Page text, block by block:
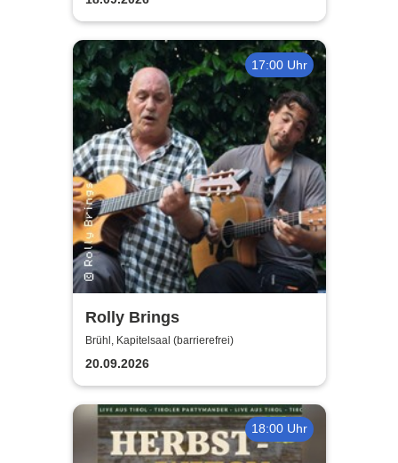
17:00 Uhr
Rolly Brings
Brühl, Kapitelsaal (barrierefrei)
20.09.2026
18:00 Uhr